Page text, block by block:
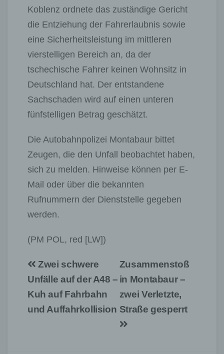
Koblenz ordnete das zuständige Gericht
die Entziehung der Fahrerlaubnis sowie
eine Sicherheitsleistung im mittleren
vierstelligen Bereich an, da der
tschechische Fahrer keinen Wohnsitz in
Deutschland hat. Der entstandene
Sachschaden wird auf einen unteren
fünfstelligen Betrag geschätzt.
Die Autobahnpolizei Montabaur bittet
Zeugen, die den Unfall beobachtet haben,
sich zu melden. Hinweise können per E-
Mail oder über die bekannten
Rufnummern der Dienststelle gegeben
werden.
(PM POL, red [LW])
Beitragsnavigation
Zusammenstoß
in Montabaur –
zwei Verletzte,
Straße gesperrt
Zwei schwere
Unfälle auf der A48 –
Kuh auf Fahrbahn
und Auffahrkollision